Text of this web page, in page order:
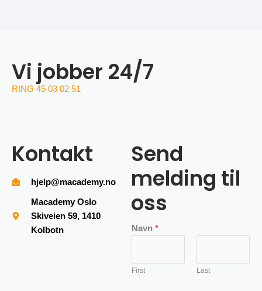
Vi jobber 24/7
RING 45 03 02 51
Kontakt
hjelp@macademy.no
Macademy Oslo
Skiveien 59, 1410
Kolbotn
Send
melding til
oss
Navn *
First Last